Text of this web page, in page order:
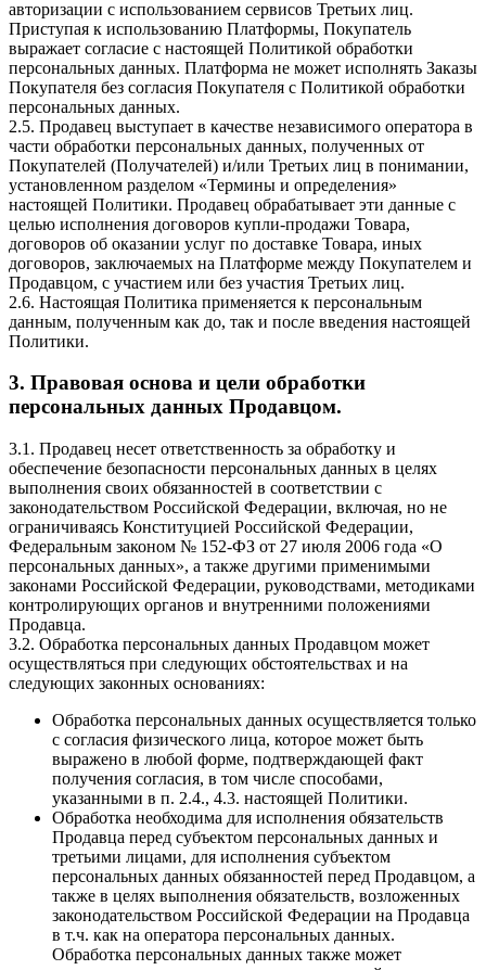
авторизации с использованием сервисов Третьих лиц.
Приступая к использованию Платформы, Покупатель
выражает согласие с настоящей Политикой обработки
персональных данных. Платформа не может исполнять Заказы
Покупателя без согласия Покупателя с Политикой обработки
персональных данных.
2.5. Продавец выступает в качестве независимого оператора в
части обработки персональных данных, полученных от
Покупателей (Получателей) и/или Третьих лиц в понимании,
установленном разделом «Термины и определения»
настоящей Политики. Продавец обрабатывает эти данные с
целью исполнения договоров купли-продажи Товара,
договоров об оказании услуг по доставке Товара, иных
договоров, заключаемых на Платформе между Покупателем и
Продавцом, с участием или без участия Третьих лиц.
2.6. Настоящая Политика применяется к персональным
данным, полученным как до, так и после введения настоящей
Политики.
3. Правовая основа и цели обработки
персональных данных Продавцом.
3.1. Продавец несет ответственность за обработку и
обеспечение безопасности персональных данных в целях
выполнения своих обязанностей в соответствии с
законодательством Российской Федерации, включая, но не
ограничиваясь Конституцией Российской Федерации,
Федеральным законом № 152-ФЗ от 27 июля 2006 года «О
персональных данных», а также другими применимыми
законами Российской Федерации, руководствами, методиками
контролирующих органов и внутренними положениями
Продавца.
3.2. Обработка персональных данных Продавцом может
осуществляться при следующих обстоятельствах и на
следующих законных основаниях:
Обработка персональных данных осуществляется только
с согласия физического лица, которое может быть
выражено в любой форме, подтверждающей факт
получения согласия, в том числе способами,
указанными в п. 2.4., 4.3. настоящей Политики.
Обработка необходима для исполнения обязательств
Продавца перед субъектом персональных данных и
третьими лицами, для исполнения субъектом
персональных данных обязанностей перед Продавцом, а
также в целях выполнения обязательств, возложенных
законодательством Российской Федерации на Продавца
в т.ч. как на оператора персональных данных.
Обработка персональных данных также может